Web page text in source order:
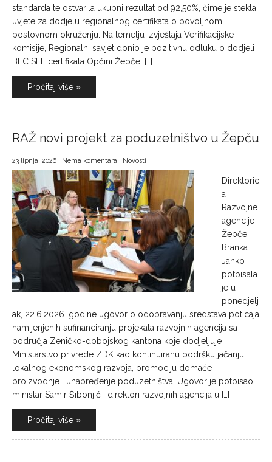
standarda te ostvarila ukupni rezultat od 92,50%, čime je stekla
uvjete za dodjelu regionalnog certifikata o povoljnom
poslovnom okruženju. Na temelju izvještaja Verifikacijske
komisije, Regionalni savjet donio je pozitivnu odluku o dodjeli
BFC SEE certifikata Općini Žepče, […]
Pročitaj više »
RAŽ novi projekt za poduzetništvo u Žepču
23 lipnja, 2026 Nema komentara Novosti
Direktoric
a
Razvojne
agencije
Žepče
Branka
Janko
potpisala
je u
ponedjelj
ak, 22.6.2026. godine ugovor o odobravanju sredstava poticaja
namijenjenih sufinanciranju projekata razvojnih agencija sa
područja Zeničko-dobojskog kantona koje dodjeljuje
Ministarstvo privrede ZDK kao kontinuiranu podršku jačanju
lokalnog ekonomskog razvoja, promociju domaće
proizvodnje i unapređenje poduzetništva. Ugovor je potpisao
ministar Samir Šibonjić i direktori razvojnih agencija u […]
Pročitaj više »